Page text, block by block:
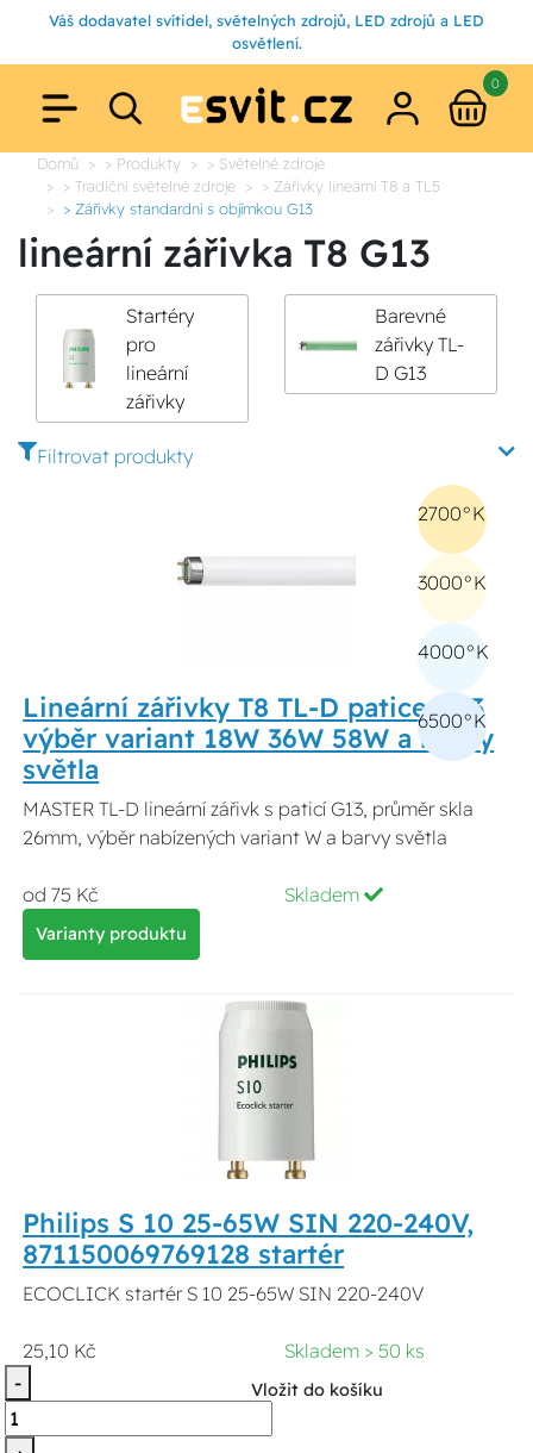
Váš dodavatel svítidel, světelných zdrojů, LED zdrojů a LED
osvětlení.
0
Domů > Produkty
> Světelné zdroje
> Tradiční světelné zdroje
> Zářivky lineární T8 a TL5
> Zářivky standardní s objímkou G13
lineární zářivka T8 G13
Startéry
pro
lineární
zářivky
Barevné
zářivky TL-
D G13
Filtrovat produkty
2700°K
3000°K
4000°K
6500°K
Lineární zářivky T8 TL-D patice G13
výběr variant 18W 36W 58W a barvy
světla
MASTER TL-D lineární zářivk s paticí G13, průměr skla
26mm, výběr nabízených variant W a barvy světla
od 75 Kč Skladem
Varianty produktu
Philips S 10 25-65W SIN 220-240V,
871150069769128 startér
ECOCLICK startér S 10 25-65W SIN 220-240V
25,10 Kč
Skladem > 50 ks
-
Vložit do košíku